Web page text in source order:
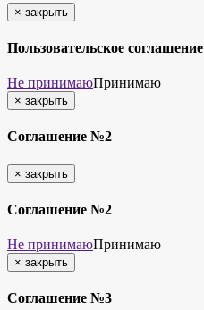
× закрыть
Пользовательское соглашение
Не принимаюПринимаю
× закрыть
Соглашение №2
× закрыть
Соглашение №2
Не принимаюПринимаю
× закрыть
Соглашение №3